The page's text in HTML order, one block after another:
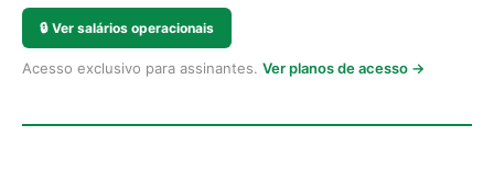
🔒 Ver salários operacionais
Acesso exclusivo para assinantes. Ver planos de acesso →